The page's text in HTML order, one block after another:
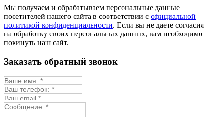
Мыльнянка
Мята
Овсяный корень
Огуречная трава
Пустырник
Репешок
Синюха
Смесь лекарственных
Мы получаем и обрабатываем персональные данные
посетителей нашего сайта в соответствии с официальной
политикой конфиденциальности. Если вы не даете согласия
на обработку своих персональных данных, вам необходимо
покинуть наш сайт.
Заказать обратный звонок